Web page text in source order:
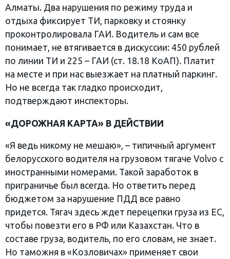
Алматы. Два нарушения по режиму труда и
отдыха фиксирует ТИ, парковку и стоянку
проконтролировала ГАИ. Водитель и сам все
понимает, не втягивается в дискуссии: 450 рублей
по линии ТИ и 225 – ГАИ (ст. 18.18 КоАП). Платит
на месте и при нас выезжает на платный паркинг.
Но не всегда так гладко происходит,
подтверждают инспекторы.
«ДОРОЖНАЯ КАРТА» В ДЕЙСТВИИ
«Я ведь никому не мешаю», – типичный аргумент
белорусского водителя на грузовом тягаче Volvo с
иностранными номерами. Такой заработок в
приграничье был всегда. Но ответить перед
бюджетом за нарушение ПДД все равно
придется. Тягач здесь ждет перецепки груза из ЕС,
чтобы повезти его в РФ или Казахстан. Что в
составе груза, водитель, по его словам, не знает.
Но таможня в «Козловичах» применяет свои